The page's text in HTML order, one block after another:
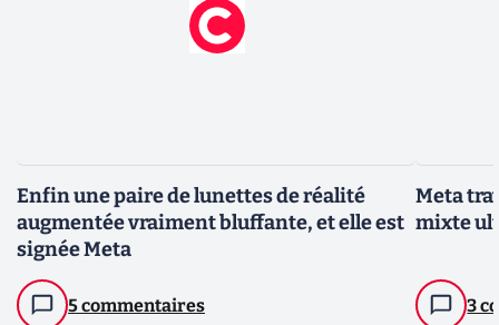
Enfin une paire de lunettes de réalité
augmentée vraiment bluffante, et elle est
signée Meta
5 commentaires
Meta
mixte
3